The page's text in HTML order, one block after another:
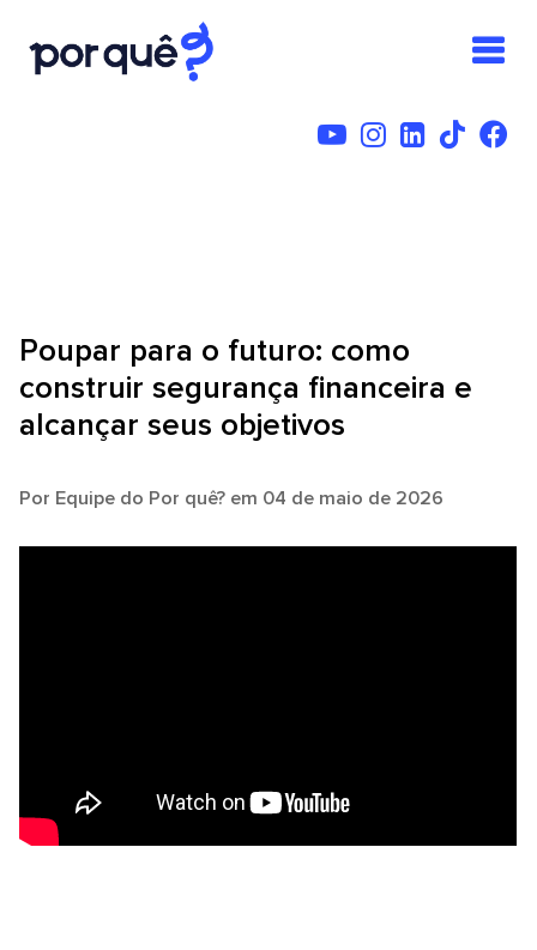
Poupar para o futuro: como
construir segurança financeira e
alcançar seus objetivos
Por Equipe do Por quê? em 04 de maio de 2026